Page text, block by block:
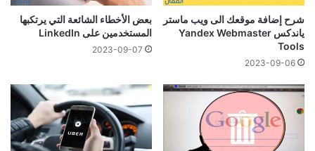
شرح إضافة موقعك الى ويب ماستر
ياندكس Yandex Webmaster
Tools
2023-09-06
بعض الأخطاء الشائعة التي يرتكبها
المستخدمين على LinkedIn
2023-09-07